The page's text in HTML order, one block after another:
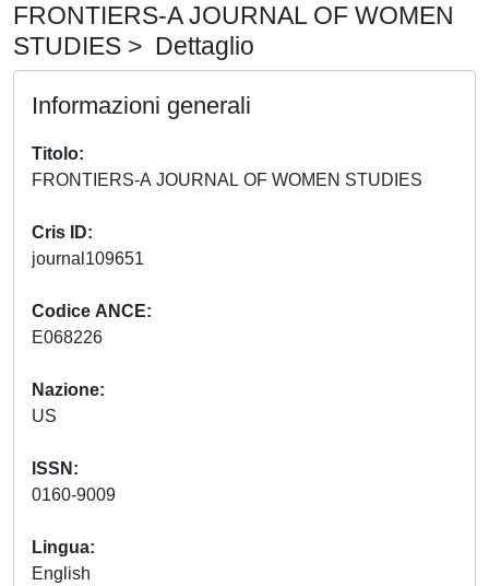
FRONTIERS-A JOURNAL OF WOMEN
STUDIES > Dettaglio
Informazioni generali
Titolo
Cris ID
Codice ANCE
Nazione
ISSN
Lingua